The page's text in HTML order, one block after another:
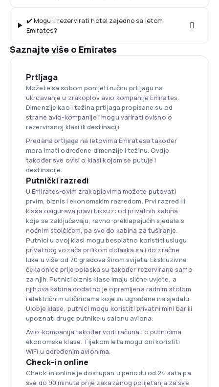
✔️ Mogu li rezervirati hotel zajedno sa letom
Emirates?
Saznajte više o Emirates
Prtljaga
Možete sa sobom ponijeti ručnu prtljagu na
ukrcavanje u zrakoplov avio kompanije Emirates.
Dimenzije kao i težina prtljaga propisane su od
strane avio-kompanije i mogu varirati ovisno o
rezerviranoj klasi ili destinaciji.
Predana prtljaga na letovima Emiratesa također
mora imati određene dimenzije i težinu. Ovdje
također sve ovisi o klasi kojom se putuje i
destinacije.
Putnički razredi
U Emirates-ovim zrakoplovima možete putovati
prvim, biznis i ekonomskim razredom. Prvi razred ili
klasa osigurava pravi luksuz: od privatnih kabina
koje se zaključavaju, ravno-preklapajućih sjedala s
noćnim stolčićem, pa sve do kabina za tuširanje.
Putnici u ovoj klasi mogu besplatno koristiti uslugu
privatnog vozača prilikom dolaska sa i do zračne
luke u više od 70 gradova širom svijeta. Ekskluzivne
čekaonice prije polaska su također rezervirane samo
za njih. Putnici biznis klase imaju slične uvjete, a
njihova kabina dodatno je opremljena radnim stolom
i električnim utičnicama koje su ugrađene na sjedalu.
U obje klase, putnici mogu koristiti privatni mini bar ili
upoznati druge putnike u salonu aviona.
Avio-kompanija također vodi računa i o putnicima
ekonomske klase. Tijekom leta mogu oni koristiti
WiFi u određenim avionima.
Check-in online
Check-in online je dostupan u periodu od 24 sata pa
sve do 90 minuta prije zakazanog polijetanja za sve